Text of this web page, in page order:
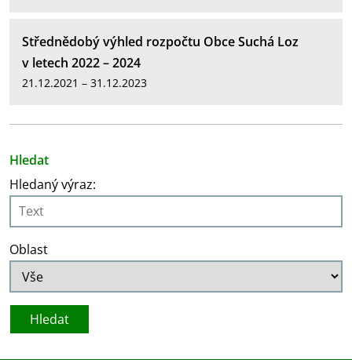
Střednědobý výhled rozpočtu Obce Suchá Loz
v letech 2022 – 2024
21.12.2021 – 31.12.2023
Hledat
Hledaný výraz:
Oblast